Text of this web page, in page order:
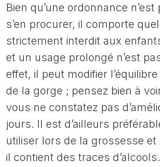
Bien qu’une ordonnance
s’en procurer, il comporte
strictement interdit aux
et un usage prolongé n’est
effet, il peut modifier
de la gorge ; pensez bien à
vous ne constatez pas
jours. Il est d’ailleurs
utiliser lors de la grossesse et
il contient des traces